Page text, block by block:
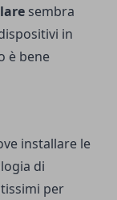
sembra
in
è bene
installare le
di
per